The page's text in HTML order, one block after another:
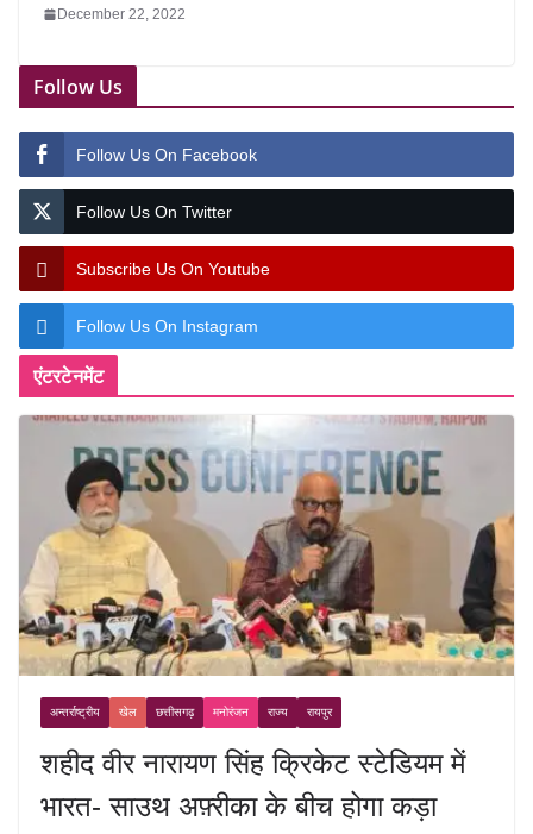
December 22, 2022
Follow Us
Follow Us On Facebook
Follow Us On Twitter
Subscribe Us On Youtube
Follow Us On Instagram
एंटरटेनमेंट
अन्तर्राष्ट्रीय खेल छत्तीसगढ़ मनोरंजन राज्य रायपुर
शहीद वीर नारायण सिंह क्रिकेट स्टेडियम में
भारत- साउथ अफ़्रीका के बीच होगा कड़ा